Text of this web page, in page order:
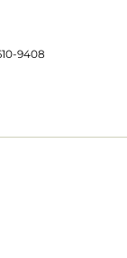
9408